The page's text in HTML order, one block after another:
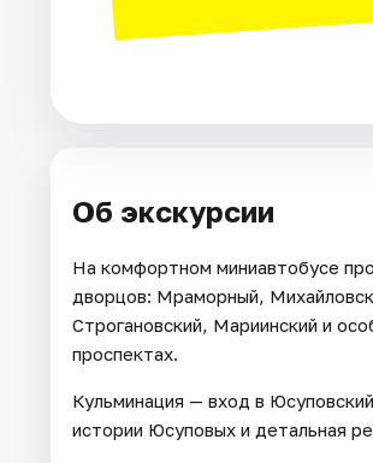
Об экскурсии
На комфортном миниавтобусе
дворцов: Мраморный,
Строгановский, Мариинский и
проспектах.
Кульминация — вход в
истории Юсуповых и детальная